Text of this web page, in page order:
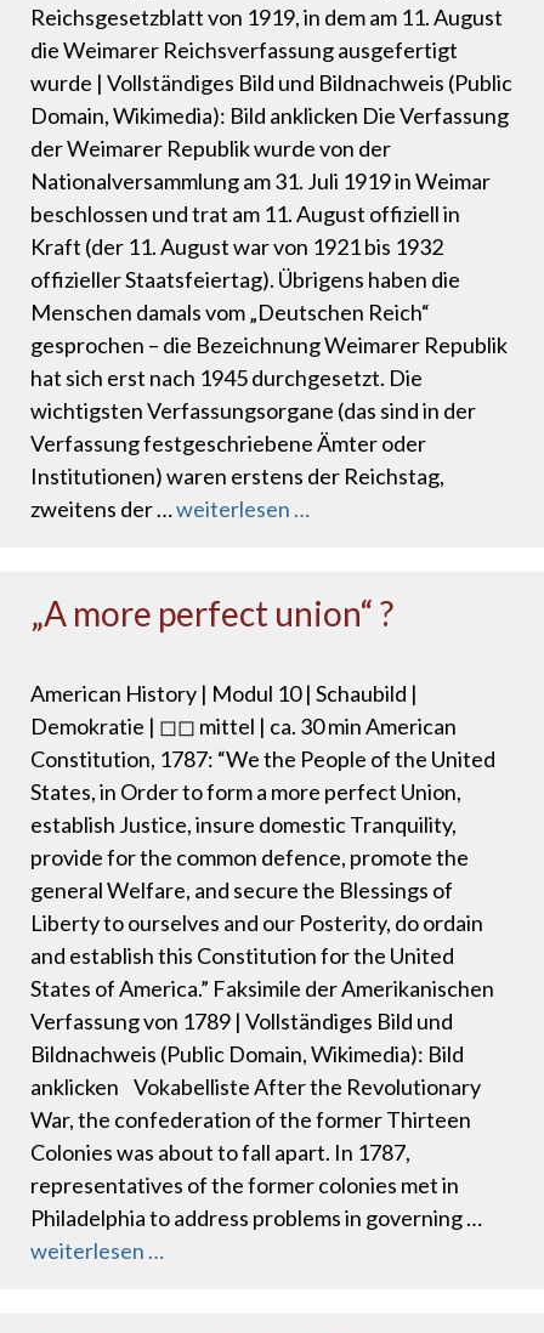
Reichsgesetzblatt von 1919, in dem am 11. August
die Weimarer Reichsverfassung ausgefertigt
wurde | Vollständiges Bild und Bildnachweis (Public
Domain, Wikimedia): Bild anklicken Die Verfassung
der Weimarer Republik wurde von der
Nationalversammlung am 31. Juli 1919 in Weimar
beschlossen und trat am 11. August offiziell in
Kraft (der 11. August war von 1921 bis 1932
offizieller Staatsfeiertag). Übrigens haben die
Menschen damals vom „Deutschen Reich“
gesprochen – die Bezeichnung Weimarer Republik
hat sich erst nach 1945 durchgesetzt. Die
wichtigsten Verfassungsorgane (das sind in der
Verfassung festgeschriebene Ämter oder
Institutionen) waren erstens der Reichstag,
zweitens der …weiterlesen …
„A more perfect union“ ?
American History | Modul 10 | Schaubild |
Demokratie | ◻◻ mittel | ca. 30 min American
Constitution, 1787: “We the People of the United
States, in Order to form a more perfect Union,
establish Justice, insure domestic Tranquility,
provide for the common defence, promote the
general Welfare, and secure the Blessings of
Liberty to ourselves and our Posterity, do ordain
and establish this Constitution for the United
States of America.” Faksimile der Amerikanischen
Verfassung von 1789 | Vollständiges Bild und
Bildnachweis (Public Domain, Wikimedia): Bild
anklicken Vokabelliste After the Revolutionary
War, the confederation of the former Thirteen
Colonies was about to fall apart. In 1787,
representatives of the former colonies met in
Philadelphia to address problems in governing …
weiterlesen …